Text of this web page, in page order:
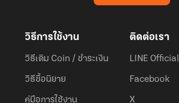
วิธีการใช้งาน
วิธีเติม Coin / ชำระเงิน
วิธีซื้อนิยาย
คู่มือการใช้งาน
ติดต่อเรา
LINE Official
Facebook
X